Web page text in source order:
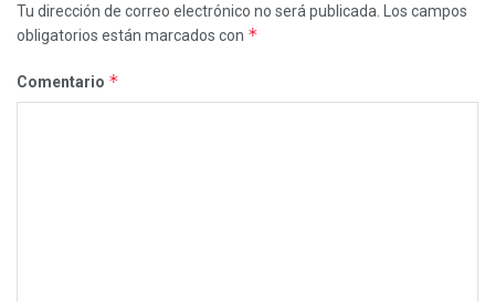
Tu dirección de correo electrónico no será publicada.
Los campos
obligatorios están marcados con *
Comentario *